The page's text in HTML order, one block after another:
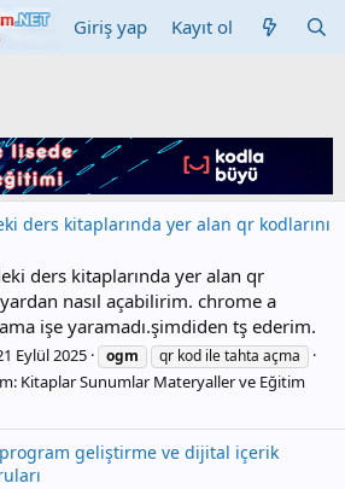
Giriş yap Kayıt ol
ders kitaplarında yer alan qr kodlarını
ders kitaplarında yer alan qr
nasıl açabilirim. chrome a
işe yaramadı.şimdiden tş ederim.
Eylül 2025 ogm qr kod ile tahta açma
Kitaplar Sunumlar Materyaller ve Eğitim
geliştirme ve dijital içerik